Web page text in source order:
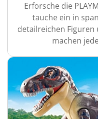
Erforsche die
tauche ein in
detailreichen
machen